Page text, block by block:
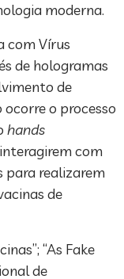
moderna.
com Vírus
de hologramas
de
o processo
hands
com
para realizarem
de
“As Fake
de